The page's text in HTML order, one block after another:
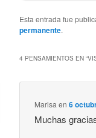
Esta entrada fue
permanente.
4 PENSAMIENTOS EN “
Marisa en6
Muchas